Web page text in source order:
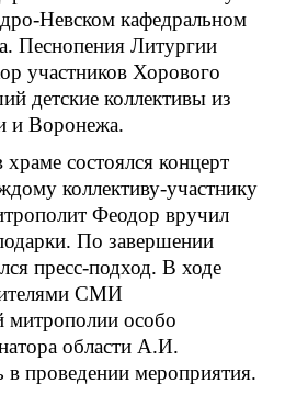
Невском кафедральном
Песнопения Литургии
участников Хорового
детские коллективы из
и Воронежа.
состоялся концерт
коллективу-участнику
Феодор вручил
По завершении
пресс-подход. В ходе
СМИ
митрополии особо
области А.И.
проведении мероприятия.